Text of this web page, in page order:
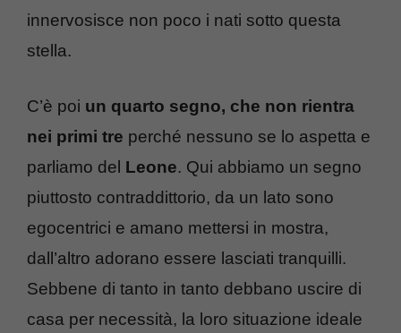
innervosisce non poco i nati sotto questa
stella.
C’è poi un quarto segno, che non rientra
nei primi tre perché nessuno se lo aspetta e
parliamo del Leone. Qui abbiamo un segno
piuttosto contraddittorio, da un lato sono
egocentrici e amano mettersi in mostra,
dall’altro adorano essere lasciati tranquilli.
Sebbene di tanto in tanto debbano uscire di
casa per necessità, la loro situazione ideale